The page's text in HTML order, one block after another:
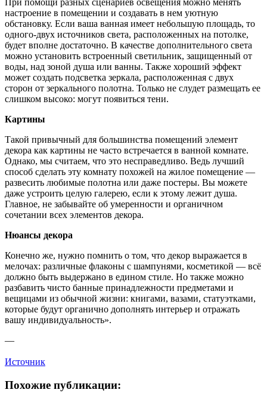
При помощи разных сценариев освещения можно менять
настроение в помещении и создавать в нем уютную
обстановку. Если ваша ванная имеет небольшую площадь, то
одного-двух источников света, расположенных на потолке,
будет вполне достаточно. В качестве дополнительного света
можно установить встроенный светильник, защищенный от
воды, над зоной душа или ванны. Также хороший эффект
может создать подсветка зеркала, расположенная с двух
сторон от зеркального полотна. Только не слудет размещать ее
слишком высоко: могут появиться тени.
Картины
Такой привычный для большинства помещений элемент
декора как картины не часто встречается в ванной комнате.
Однако, мы считаем, что это несправедливо. Ведь лучший
способ сделать эту комнату похожей на жилое помещение —
развесить любимые полотна или даже постеры. Вы можете
даже устроить целую галерею, если к этому лежит душа.
Главное, не забывайте об умеренности и органичном
сочетании всех элементов декора.
Нюансы декора
Конечно же, нужно помнить о том, что декор выражается в
мелочах: различные флаконы с шампунями, косметикой — всё
должно быть выдержано в едином стиле. Но также можно
разбавить чисто банные принадлежности предметами и
вещицами из обычной жизни: книгами, вазами, статуэтками,
которые будут органично дополнять интерьер и отражать
вашу индивидуальность».
—
Источник
Похожие публикации: